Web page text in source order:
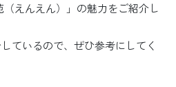
えんえん）」の魅力をご紹介し
ているので、ぜひ参考にしてく